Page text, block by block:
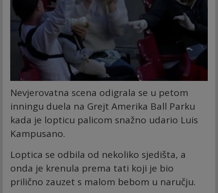
Nevjerovatna scena odigrala se u petom
inningu duela na Grejt Amerika Ball Parku
kada je lopticu palicom snažno udario Luis
Kampusano.
Loptica se odbila od nekoliko sjedišta, a
onda je krenula prema tati koji je bio
prilično zauzet s malom bebom u naručju.